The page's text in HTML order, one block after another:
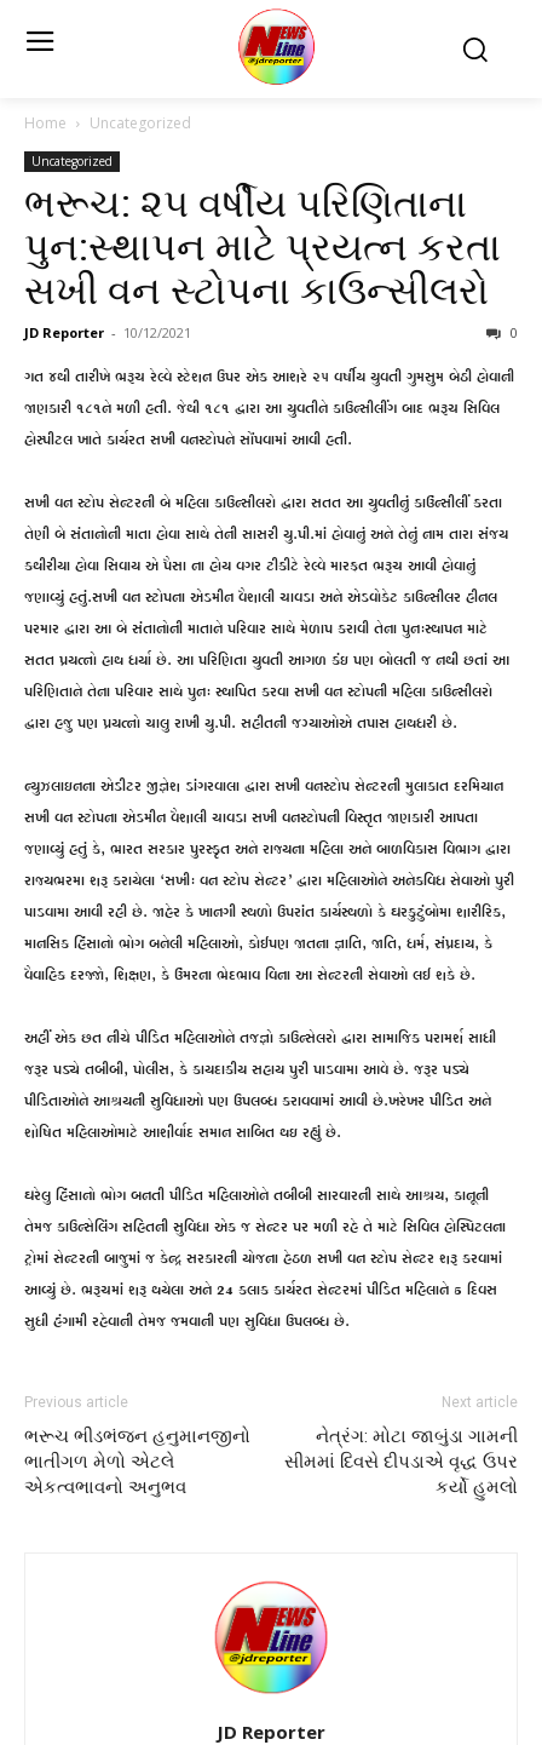
Home Uncategorized
Uncategorized
ભરૂચ: ૨૫ વર્ષીય પરિણિતાના
પુન:સ્થાપન માટે પ્રયત્ન કરતા
સખી વન સ્ટોપના કાઉન્સીલરો
JD Reporter - 10/12/2021 0
ગત ૪થી તારીખે ભરૂચ રેલ્વે સ્ટેશન ઉપર એક આશરે ૨૫ વર્ષીય યુવતી ગુમસુમ બેઠી હોવાની
જાણકારી ૧૮૧ને મળી હતી. જેથી ૧૮૧ દ્વારા આ યુવતીને કાઉન્સીલીંગ બાદ ભરૂચ સિવિલ
હોસ્પીટલ ખાતે કાર્યરત સખી વનસ્ટોપને સોંપવામાં આવી હતી.
સખી વન સ્ટોપ સેન્ટરની બે મહિલા કાઉન્સીલરો દ્વારા સતત આ યુવતીનું કાઉંન્સીલીં કરતા
તેણી બે સંતાનોની માતા હોવા સાથે તેની સાસરી યુ.પી.માં હોવાનું અને તેનું નામ તારા સંજય
કથીરીયા હોવા સિવાય એ પૈસા ના હોય વગર ટીકીટે રેલ્વે મારફત ભરૂચ આવી હોવાનું
જણાવ્યું હતું.સખી વન સ્ટોપના એડમીન વૈશાલી ચાવડા અને એડવોકેટ કાઉન્સીલર હીનલ
પરમાર દ્વારા આ બે સંતાનોની માતાને પરિવાર સાથે મેળાપ કરાવી તેના પુન:સ્થાપન માટે
સતત પ્રયત્નો હાથ ધર્યા છે. આ પરિણિતા યુવતી આગળ કંઇ પણ બોલતી જ નથી છતાં આ
પરિણિતાને તેના પરિવાર સાથે પુન: સ્થાપિત કરવા સખી વન સ્ટોપની મહિલા કાઉન્સીલરો
દ્વારા હજુ પણ પ્રયત્નો ચાલુ રાખી યુ.પી. સહીતની જગ્યાઓએ તપાસ હાથધરી છે.
ન્યુઝલાઇનના એડીટર જીજ્ઞેશ ડાંગરવાલા દ્વારા સખી વનસ્ટોપ સેન્ટરની મુલાકાત દરમિયાન
સખી વન સ્ટોપના એડમીન વૈશાલી ચાવડા સખી વનસ્ટોપની વિસ્તૃત જાણકારી આપતા
જણાવ્યું હતું કે, ભારત સરકાર પુરસ્કૃત અને રાજ્યના મહિલા અને બાળવિકાસ વિભાગ દ્વારા
રાજ્યભરમા શરૂ કરાયેલા ‘સખી: વન સ્ટોપ સેન્ટર’ દ્વારા મહિલાઓને અનેકવિધ સેવાઓ પુરી
પાડવામા આવી રહી છે. જાહેર કે ખાનગી સ્થળો ઉપરાંત કાર્યસ્થળો કે ઘરકુટુંબોમા શારીરિક,
માનસિક હિંસાનો ભોગ બનેલી મહિલાઓ, કોઈપણ જાતના જ્ઞાતિ, જાતિ, ધર્મ, સંપ્રદાય, કે
વૈવાહિક દરજ્જો, શિક્ષણ, કે ઉંમરના ભેદભાવ વિના આ સેન્ટરની સેવાઓ લઈ શકે છે.
અહીં એક છત નીચે પીડિત મહિલાઓને તજજ્ઞો કાઉન્સેલરો દ્વારા સામાજિક પરામર્શ સાધી
જરૂર પડ્યે તબીબી, પોલીસ, કે કાયદાકીય સહાય પુરી પાડવામા આવે છે. જરૂર પડ્યે
પીડિતાઓને આશ્રયની સુવિધાઓ પણ ઉપલબ્ધ કરાવવામાં આવી છે.ખરેખર પીડિત અને
શોષિત મહિલાઓમાટે આશીર્વાદ સમાન સાબિત થઇ રહ્યું છે.
ઘરેલુ હિંસાનો ભોગ બનતી પીડિત મહિલાઓને તબીબી સારવારની સાથે આશ્રય, કાનૂની
તેમજ કાઉન્સેલિંગ સહિતની સુવિધા એક જ સેન્ટર પર મળી રહે તે માટે સિવિલ હોસ્પિટલના
ટ્રોમાં સેન્ટરની બાજુમાં જ કેન્દ્ર સરકારની યોજના હેઠળ સખી વન સ્ટોપ સેન્ટર શરૂ કરવામાં
આવ્યું છે. ભરૂચમાં શરૂ થયેલા અને 24 કલાક કાર્યરત સેન્ટરમાં પીડિત મહિલાને 5 દિવસ
સુધી હંગામી રહેવાની તેમજ જમવાની પણ સુવિધા ઉપલબ્ધ છે.
Previous article
ભરૂચ ભીડભંજન હનુમાનજીનો
ભાતીગળ મેળો એટલે
એકત્વભાવનો અનુભવ
Next article
નેત્રંગ: મોટા જાબુંડા ગામની
સીમમાં દિવસે દીપડાએ વૃદ્ધ ઉપર
કર્યો હુમલો
JD Reporter